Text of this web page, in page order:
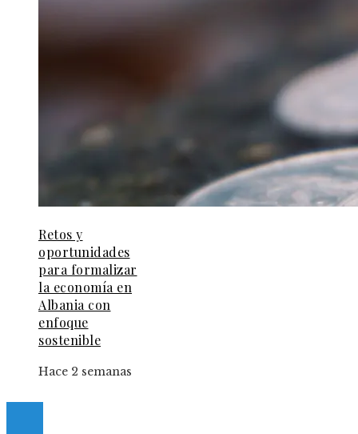
Retos y
oportunidades
para formalizar
la economía en
Albania con
enfoque
sostenible
Hace 2 semanas